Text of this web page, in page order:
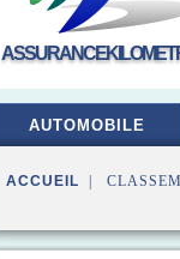
AUTOMOBILE
ACCUEIL |